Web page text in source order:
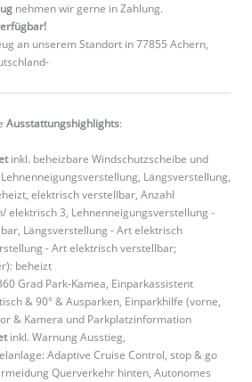
nehmen wir gerne in Zahlung.
an unserem Standort in 77855 Achern,
Ausstattungshighlights:
inkl. beheizbare Windschutzscheibe und
Längsverstellung,
elektrisch verstellbar, Anzahl
elektrisch 3, Lehnenneigungsverstellung -
Längsverstellung - Art elektrisch
- Art elektrisch verstellbar;
beheizt
Grad Park-Kamea, Einparkassistent
& 90° & Ausparken, Einparkhilfe (vorne,
& Kamera und Parkplatzinformation
inkl. Warnung Ausstieg,
Adaptive Cruise Control, stop & go
Querverkehr hinten, Autonomes